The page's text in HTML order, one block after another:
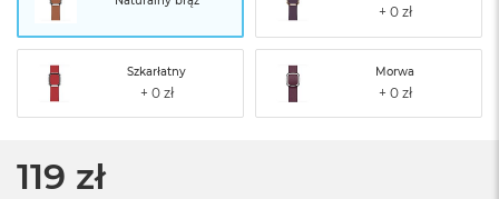
Szkarłatny Morwa
119 zł